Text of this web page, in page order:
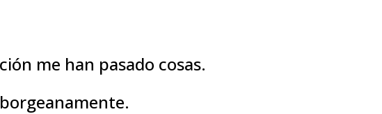
me han pasado cosas.